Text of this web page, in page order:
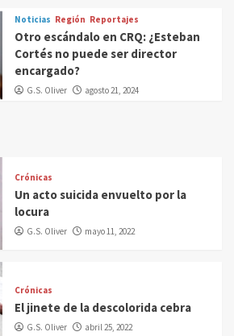
Noticias Región Reportajes
Otro escándalo en CRQ: ¿Esteban
Cortés no puede ser director
encargado?
G.S. Oliver agosto 21, 2024
Crónicas
Un acto suicida envuelto por la
locura
G.S. Oliver mayo 11, 2022
Crónicas
El jinete de la descolorida cebra
G.S. Oliver abril 25, 2022